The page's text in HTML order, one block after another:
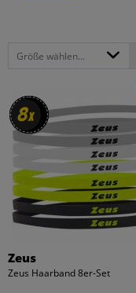
Größe wählen...
8x
8x
Zeus
Zeus Haarband 8er-Set